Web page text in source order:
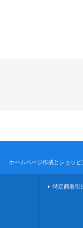
ホームページ作成とショッ
特定商取引